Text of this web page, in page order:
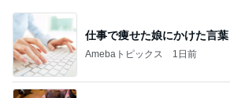
仕事で痩せた娘にかけた言葉
Amebaトピックス 1日前